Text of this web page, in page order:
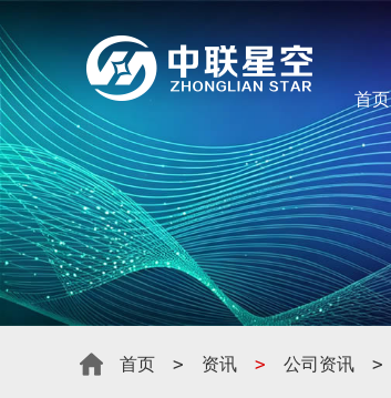
首页
首页 > 资讯 > 公司资讯 >